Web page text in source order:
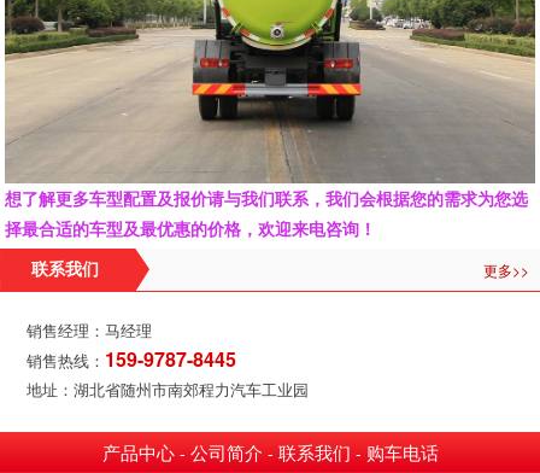
想了解更多车型配置及报价请与我们联系，我们会根据您的需求为您选
择最合适的车型及最优惠的价格，欢迎来电咨询！
联系我们 更多>>
销售经理：马经理
销售热线： 159-9787-8445
地址：湖北省随州市南郊程力汽车工业园
产品中心- 公司简介 - 联系我们 - 购车电话